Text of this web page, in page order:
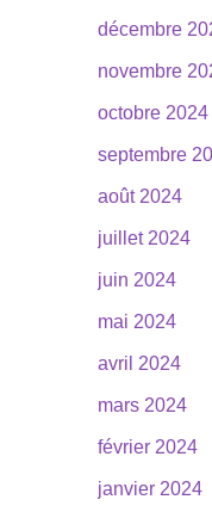
décembre
novembre
octobre 2024
septembre
août 2024
juillet 2024
juin 2024
mai 2024
avril 2024
mars 2024
février 2024
janvier 2024